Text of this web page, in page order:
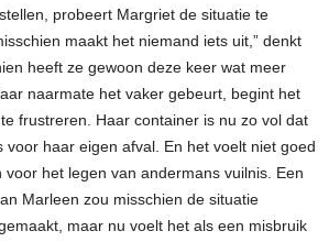
probeert Margriet de situatie te
maakt het niemand iets uit,” denkt
heeft ze gewoon deze keer wat meer
naarmate het vaker gebeurt, begint het
frustreren. Haar container is nu zo vol dat
voor haar eigen afval. En het voelt niet goed
het legen van andermans vuilnis. Een
Marleen zou misschien de situatie
maar nu voelt het als een misbruik